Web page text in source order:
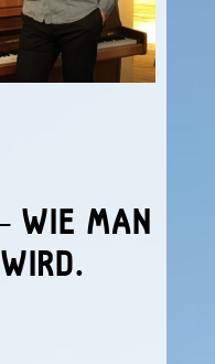
WIE MAN